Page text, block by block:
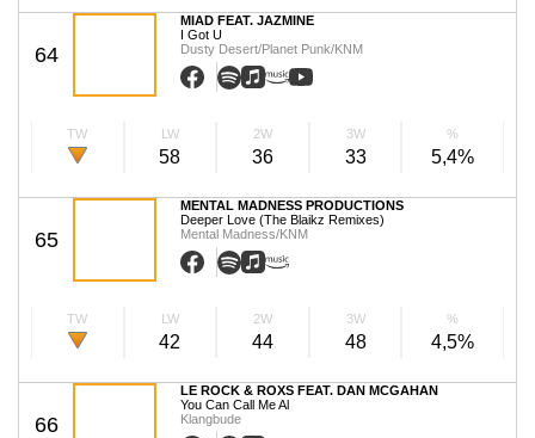
64
MIAD FEAT. JAZMINE
I Got U
Dusty Desert/Planet Punk/KNM
TW LW
58
2W
36
3W
33
%
5,4%
65
MENTAL MADNESS PRODUCTIONS
Deeper Love (The Blaikz Remixes)
Mental Madness/KNM
TW LW
42
2W
44
3W
48
%
4,5%
66
LE ROCK & ROXS FEAT. DAN MCGAHAN
You Can Call Me Al
Klangbude